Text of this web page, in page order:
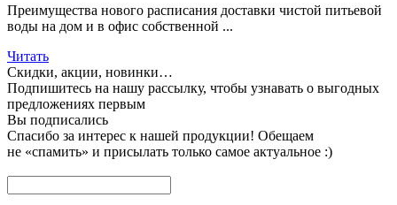
Преимущества нового расписания доставки чистой питьевой
воды на дом и в офис собственной ...
Читать
Скидки, акции, новинки…
Подпишитесь на нашу рассылку, чтобы узнавать о выгодных
предложениях первым
Вы подписались
Спасибо за интерес к нашей продукции! Обещаем
не «спамить» и присылать только самое актуальное :)